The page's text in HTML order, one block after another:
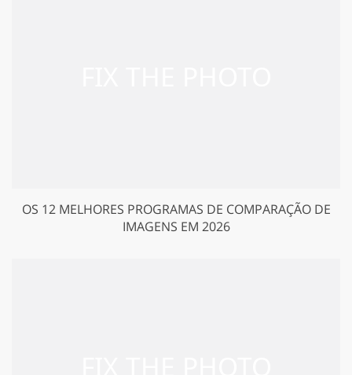
OS 12 MELHORES PROGRAMAS DE COMPARAÇÃO DE
IMAGENS EM 2026